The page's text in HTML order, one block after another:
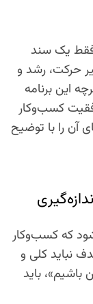
یک سند
حرکت، رشد و
این برنامه
کسب‌وکار
آن را با توضیح
که کسب‌وکار
نباید کلی و
باید